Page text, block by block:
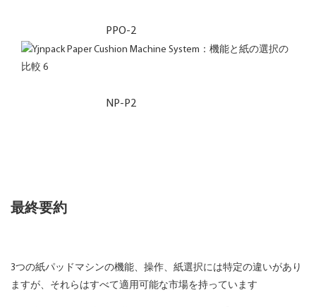
PPO-2
NP-P2
最終要約
3つの紙パッドマシンの機能、操作、紙選択には特定の違いがあり
ますが、それらはすべて適用可能な市場を持っています